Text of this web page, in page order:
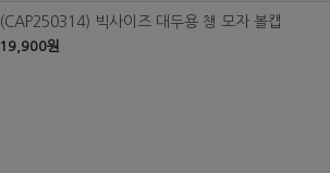
(CAP250314) 빅사이즈 대두용 챙 모자 볼캡
19,900원